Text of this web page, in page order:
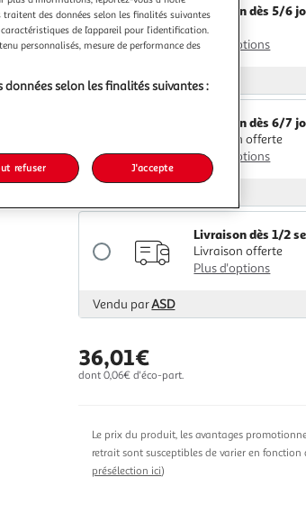
Livraison dès 5/6
4,99€
Plus d'options
Vendu par Multishop
Livraison dès 6/7
Livraison offerte
Plus d'options
Livraison dès 1/2
Livraison offerte
Plus d'options
Vendu parASD
36,01€
dont 0,06€ d'éco-part.
Le prix du produit, les avantages
retrait sont susceptibles de varier en
présélection ici)
des données selon les finalités suivantes
de l’appareil pour l’identification.
personnalisés, mesure de performance des
selon les finalités suivantes :
refuser J'accepte